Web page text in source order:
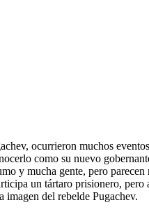
ocurrieron muchos
como su nuevo
y mucha gente, pero
un tártaro prisionero,
del rebelde Pugachev.